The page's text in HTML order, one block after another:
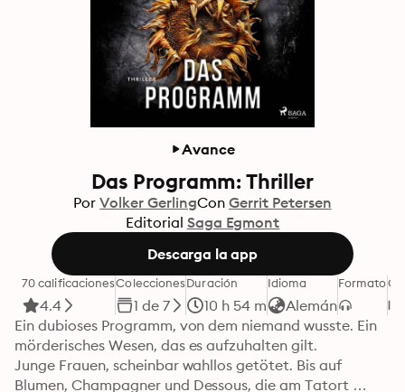
Avance
Das Programm: Thriller
Por Volker GerlingCon Gerrit Petersen
Editorial Saga Egmont
Descarga la app
70 calificaciones
4.4
Colecciones
1 de 7
Duración
10 h 54 m
Idioma
Alemán
Formato
Ein dubioses Programm, von dem niemand wusste. Ein
mörderisches Wesen, das es aufzuhalten gilt.
Junge Frauen, scheinbar wahllos getötet. Bis auf
Blumen, Champagner und Dessous, die am Tatort